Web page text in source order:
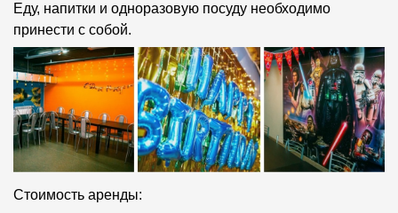
Еду, напитки и одноразовую посуду необходимо
принести с собой.
Стоимость аренды: